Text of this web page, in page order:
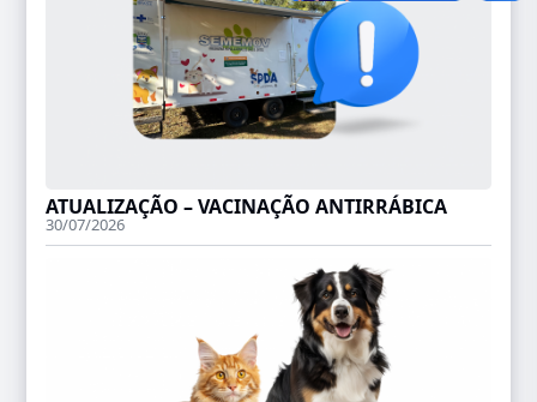
ATUALIZAÇÃO – VACINAÇÃO ANTIRRÁBICA
30/07/2026